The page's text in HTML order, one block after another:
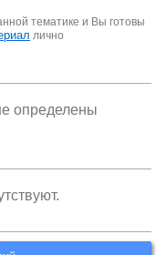
тематике и Вы готовы
лично
определены